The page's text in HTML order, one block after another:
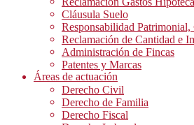
Cláusula Suelo
Responsabilidad Patrimonial,
Reclamación de Cantidad e
Administración de Fincas
Patentes y Marcas
Áreas de actuación
Derecho Civil
Derecho de Familia
Derecho Fiscal